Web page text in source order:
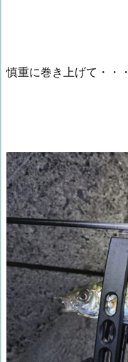
慎重に巻き上げて・・・